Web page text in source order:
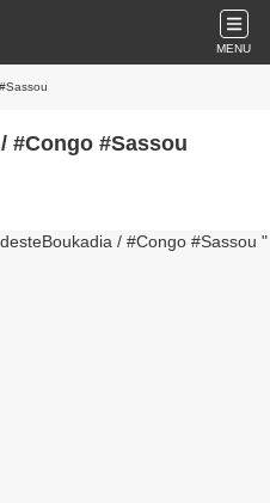
MENU
#Congo #Sassou